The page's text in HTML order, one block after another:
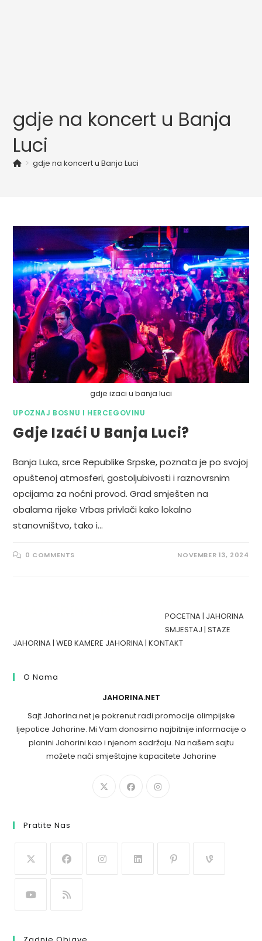
gdje na koncert u Banja
Luci
> gdje na koncert u Banja Luci
gdje izaci u banja luci
UPOZNAJ BOSNU I HERCEGOVINU
Gdje Izaći U Banja Luci?
Banja Luka, srce Republike Srpske, poznata je po svojoj
opuštenoj atmosferi, gostoljubivosti i raznovrsnim
opcijama za noćni provod. Grad smješten na
obalama rijeke Vrbas privlači kako lokalno
stanovništvo, tako i…
0 COMMENTS NOVEMBER 13, 2024
POCETNA | JAHORINA
SMJESTAJ |STAZE
JAHORINA |WEB KAMERE JAHORINA |KONTAKT
O Nama
JAHORINA.NET
Sajt Jahorina.net je pokrenut radi promocije olimpijske
ljepotice Jahorine. Mi Vam donosimo najbitnije informacije o
planini Jahorini kao i njenom sadržaju. Na našem sajtu
možete naći smještajne kapacitete Jahorine
Pratite Nas